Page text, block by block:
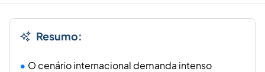
Resumo:
O cenário internacional demanda intenso